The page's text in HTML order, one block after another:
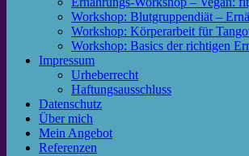
Workshop: Blutgruppendiät –
Workshop: Körperarbeit für
Workshop: Basics der richtigen
Impressum
Urheberrecht
Haftungsausschluss
Datenschutz
Über mich
Mein Angebot
Referenzen